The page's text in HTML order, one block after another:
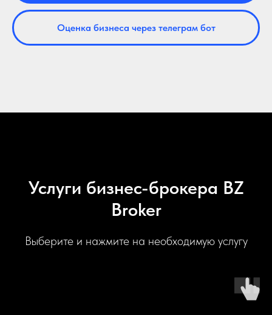
Оценка бизнеса через телеграм бот
Услуги бизнес-брокера BZ
Broker
Выберите и нажмите на необходимую услугу